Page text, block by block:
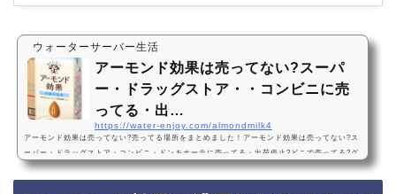
ウォーターサーバー生活
アーモンド効果は売ってない?スーパ
ー・ドラッグストア・・コンビニに売
ってる・出…
https://water-enjoy.com/almondmilk4
アーモンド効果は売ってない?売ってる場所をまとめました！アーモンド効果は売ってない?ス
ーパー・ドラッグストア・コンビニ・ドンキホーテに売ってる・出荷停止?どこで売ってる?グ
リコ・Amazon・楽天・販売店・どこで買える・箱買いアーモンド効果は、一部のスーパー、